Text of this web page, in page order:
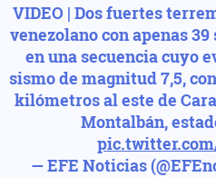
VIDEO | Dos fuertes
venezolano con apenas
en una secuencia cuyo
sismo de magnitud 7,5,
kilómetros al este de
Montalbán,
— EFE Noticias